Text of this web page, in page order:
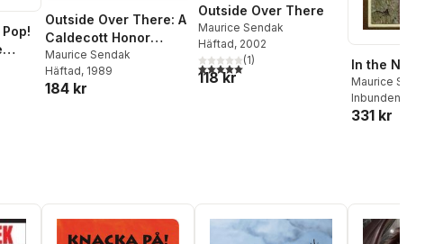
Outside Over There: A
Caldecott Honor
Award Winner
Maurice Sendak
Häftad, 1989
184 kr
Outside Over There
Maurice Sendak
Häftad, 2002
5,0utav 5 stjärnor. Totalt antal röster:
(1)
118 kr
In the Night
Maurice Sendak
Inbunden
331 kr